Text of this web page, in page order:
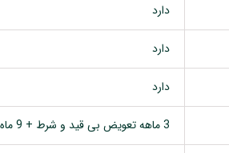
دارد
دارد
دارد
3 ماهه تعویض بی قید و شرط + 9 ماه خدمات